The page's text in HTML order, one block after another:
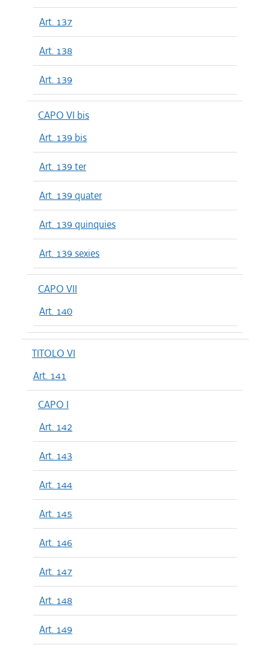
Art. 137
Art. 138
Art. 139
CAPO VI bis
Art. 139 bis
Art. 139 ter
Art. 139 quater
Art. 139 quinquies
Art. 139 sexies
CAPO VII
Art. 140
TITOLO VI
Art. 141
CAPO I
Art. 142
Art. 143
Art. 144
Art. 145
Art. 146
Art. 147
Art. 148
Art. 149